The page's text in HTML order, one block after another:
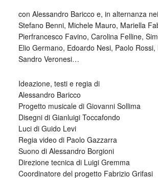
con Alessandro Baricco e, in alternanza
Stefano Benni, Michele Mauro, Mariella
Pierfrancesco Favino, Carolina Felline,
Elio Germano, Edoardo Nesi, Paolo
Sandro Veronesi…
Ideazione, testi e regia di
Alessandro Baricco
Progetto musicale di Giovanni Sollima
Disegni di Gianluigi Toccafondo
Luci di Guido Levi
Regia video di Paolo Gazzarra
Suono di Alessandro Borgioni
Direzione tecnica di Luigi Gremma
Coordinatore del progetto Fabrizio Grifasi